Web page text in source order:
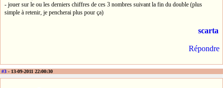
- jouer sur le ou les derniers chiffres de ces 3 nombres suivant la fin du double (plus
simple à retenir, je pencherai plus pour ça)
scarta
Répondre
#3 - 13-09-2011 22:00:30